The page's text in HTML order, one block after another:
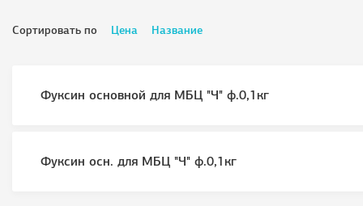
Сортировать по Цена Название
Фуксин основной для МБЦ "Ч" ф.0,1кг
Фуксин осн. для МБЦ "Ч" ф.0,1кг